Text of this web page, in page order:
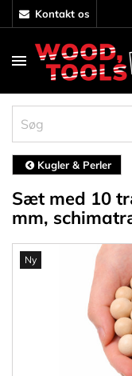
kontakt os
Kugler & Perler
Sæt med 10
mm,
Ny